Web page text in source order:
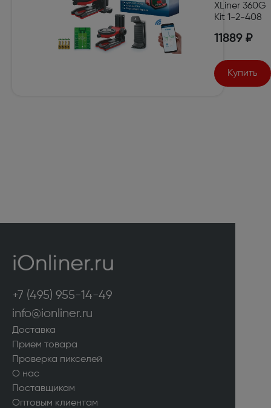
XLiner 360G
Kit 1-2-408
11889 ₽
Купить
+7 (495) 955-14-49
info@ionliner.ru
Доставка
Прием товара
Проверка пикселей
О нас
Поставщикам
Оптовым клиентам